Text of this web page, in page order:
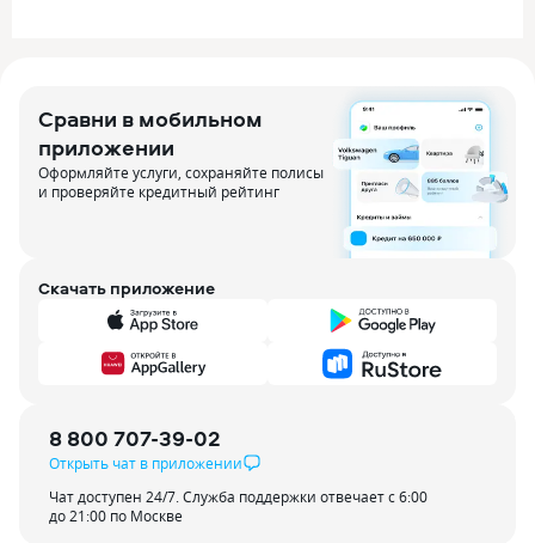
Сравни в мобильном
приложении
Оформляйте услуги, сохраняйте полисы
и проверяйте кредитный рейтинг
Скачать приложение
8 800 707-39-02
Открыть чат в приложении
Чат доступен 24/7. Служба поддержки отвечает с 6:00
до 21:00 по Москве